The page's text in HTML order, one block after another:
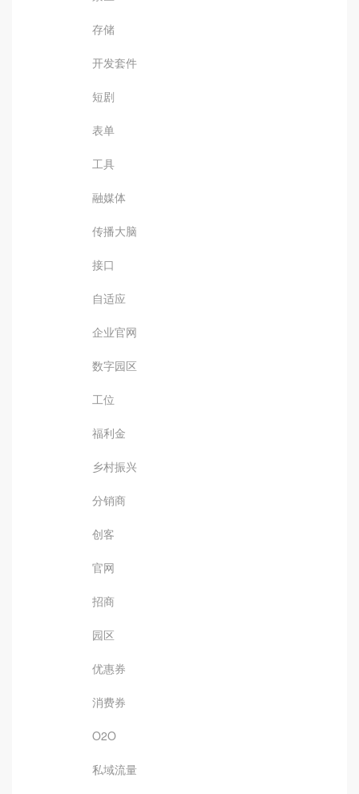
存储
开发套件
短剧
表单
工具
融媒体
传播大脑
接口
自适应
企业官网
数字园区
工位
福利金
乡村振兴
分销商
创客
官网
招商
园区
优惠券
消费券
O2O
私域流量